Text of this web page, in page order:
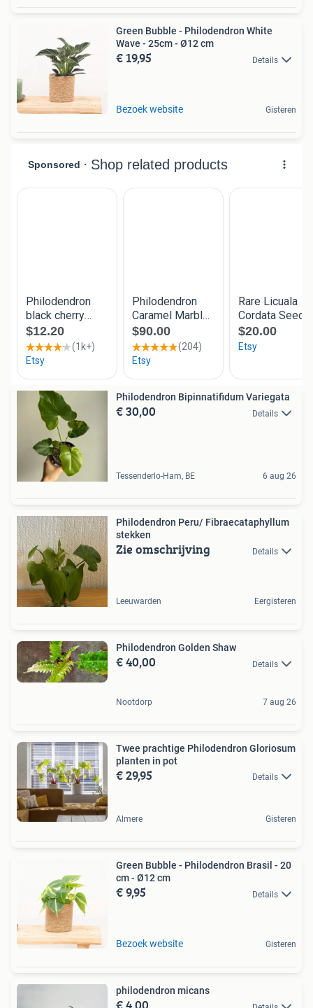
Green Bubble - Philodendron White
Wave - 25cm - Ø12 cm
€ 19,95 Details
Bezoek website Gisteren
Philodendron Bipinnatifidum Variegata
€ 30,00 Details
Tessenderlo-Ham, BE 6 aug 26
Philodendron Peru/ Fibraecataphyllum
stekken
Zie omschrijving Details
Leeuwarden Eergisteren
Philodendron Golden Shaw
€ 40,00 Details
Nootdorp 7 aug 26
Twee prachtige Philodendron Gloriosum
planten in pot
€ 29,95 Details
Almere Gisteren
Green Bubble - Philodendron Brasil - 20
cm - Ø12 cm
€ 9,95 Details
Bezoek website Gisteren
philodendron micans